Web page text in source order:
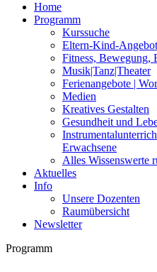
Home
Programm
Kurssuche
Eltern-Kind-
Fitness, Bewegung,
Musik|Tanz|Theater
Ferienangebote |
Medien
Kreatives Gestalten
Gesundheit und
Erwachsene
Alles Wissenswerte
Aktuelles
Info
Unsere Dozenten
Raumübersicht
Newsletter
Programm